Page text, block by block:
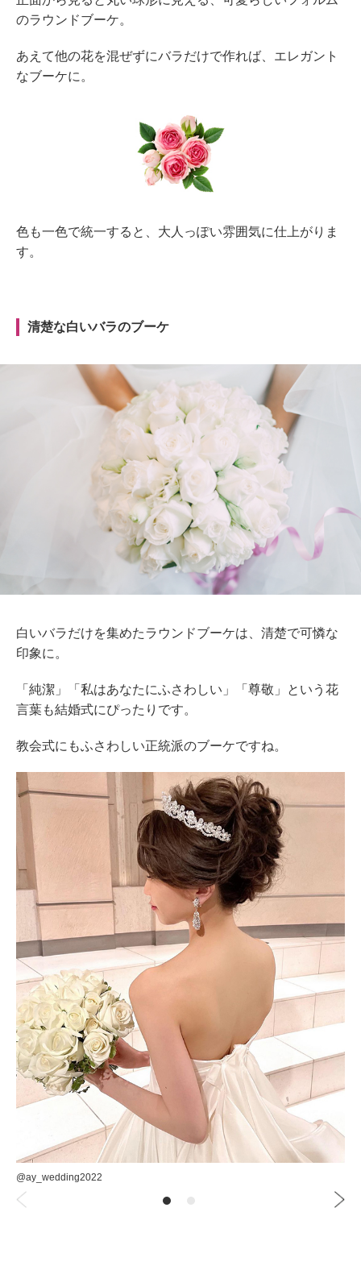
のラウンドブーケ。
あえて他の花を混ぜずにバラだけで作れば、エレガント
なブーケに。
色も一色で統一すると、大人っぽい雰囲気に仕上がりま
す。
清楚な白いバラのブーケ
白いバラだけを集めたラウンドブーケは、清楚で可憐な
印象に。
「純潔」「私はあなたにふさわしい」「尊敬」という花
言葉も結婚式にぴったりです。
教会式にもふさわしい正統派のブーケですね。
@ay_wedding2022